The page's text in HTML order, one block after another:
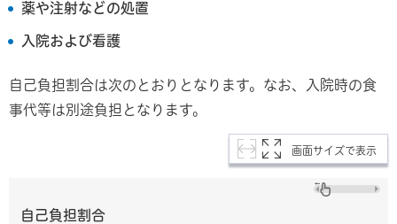
薬や注射などの処置
入院および看護
自己負担割合は次のとおりとなります。なお、入院時の食
事代等は別途負担となります。
画面サイズで表示
自己負担割合